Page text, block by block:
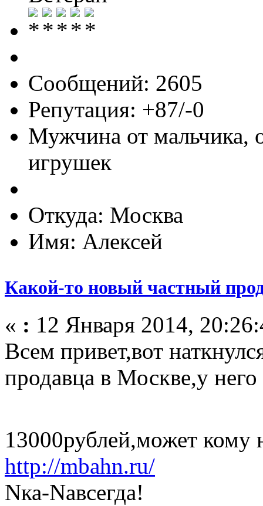
Сообщений: 2605
Репутация: +87/-0
Мужчина от мальчика,
игрушек
Откуда: Москва
Имя: Алексей
Какой-то новый частный
« : 12 Января 2014,
Всем привет,вот
продавца в Москве,у
13000рублей,может кому
http://mbahn.ru/
Nка-Nавсегда!